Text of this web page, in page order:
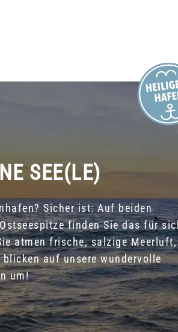
SEE(LE)
Sicher ist: Auf beiden
finden Sie das für
atmen frische, salzige Meerluft,
auf unsere wundervolle
um!